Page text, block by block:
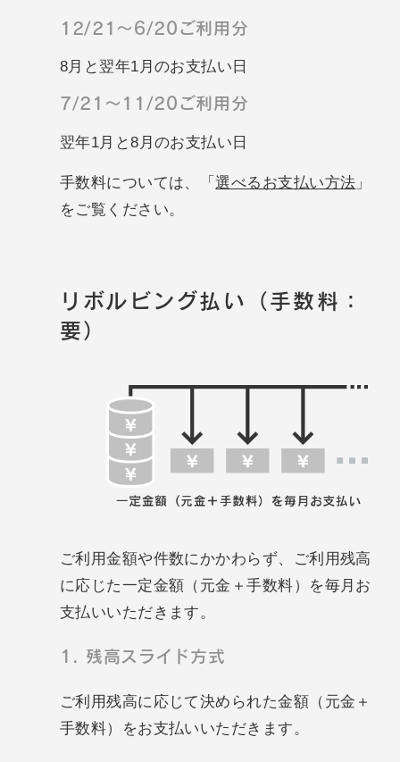
12/21～6/20ご利用分
8月と翌年1月のお支払い日
7/21～11/20ご利用分
翌年1月と8月のお支払い日
手数料については、「選べるお支払い方法 」
をご覧ください。
リボルビング払い（手数料：
要）
ご利用金額や件数にかかわらず、ご利用残高
に応じた一定金額（元金＋手数料）を毎月お
支払いいただきます。
1. 残高スライド方式
ご利用残高に応じて決められた金額（元金＋
手数料）をお支払いいただきます。